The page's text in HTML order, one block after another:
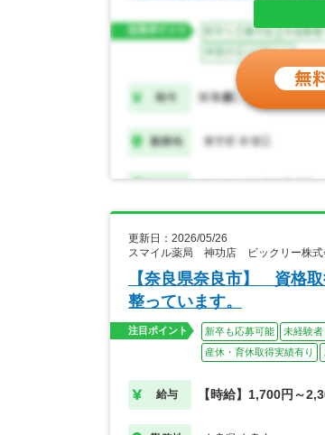
更新日：2026/05/26
スマイル薬局 神功店 ビックリー株式
【奈良県奈良市】 資格
整っています。
注目ポイント 新卒も応募可能 未経験
産休・育休取得実績有り
給与 【時給】1,700円～